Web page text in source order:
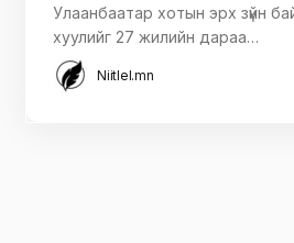
Улаанбаатар хотын эрх зүйн
хуулийг 27 жилийн дараа…
Niitlel.mn